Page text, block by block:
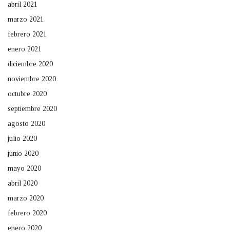
abril 2021
marzo 2021
febrero 2021
enero 2021
diciembre 2020
noviembre 2020
octubre 2020
septiembre 2020
agosto 2020
julio 2020
junio 2020
mayo 2020
abril 2020
marzo 2020
febrero 2020
enero 2020